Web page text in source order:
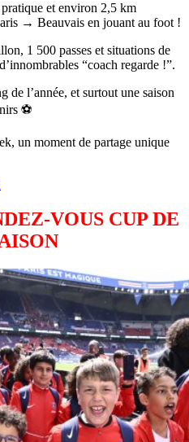
pratique et environ 2,5 km
→ Beauvais en jouant au foot !
1 500 passes et situations de
“coach regarde !”.
de l’année, et surtout une saison
⚽
un moment de partage unique
VOUS CUP DE